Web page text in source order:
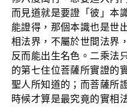
而見道就是要證「彼」本
能證得，那個本識也是世
相法界，不屬於世間法界
反而能出生名色。二乘法
的第七住位菩薩所實證的
聖人所知道的；而菩薩所
時候才算是最究竟的實相